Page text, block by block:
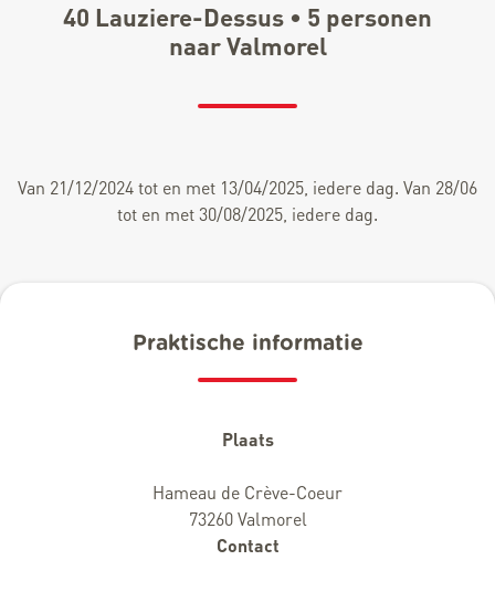
40 Lauziere-Dessus • 5 personen
naar Valmorel
Van 21/12/2024 tot en met 13/04/2025, iedere dag. Van 28/06
tot en met 30/08/2025, iedere dag.
Praktische informatie
Plaats
Hameau de Crève-Coeur
73260 Valmorel
Contact